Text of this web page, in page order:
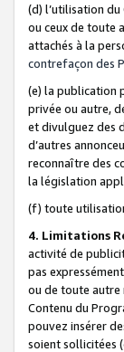
(d) l’utilisation
ou ceux de toute
attachés à la
contrefaçon des
(e) la publication
privée ou autre,
et divulguez des
d’autres
reconnaître des
la législation
(f) toute
4. Limitations
activité de
pas
ou de toute autre
Contenu du
pouvez insérer
soient sollicitées